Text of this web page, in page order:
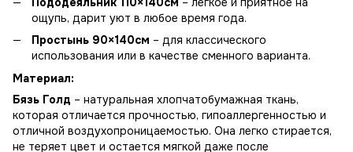
ощупь, дарит уют в любое время года.
Простынь 90×140см – для классического
использования или в качестве сменного варианта.
Материал:
Бязь Голд – натуральная хлопчатобумажная ткань,
которая отличается прочностью, гипоаллергенностью и
отличной воздухопроницаемостью. Она легко стирается,
не теряет цвет и остается мягкой даже после